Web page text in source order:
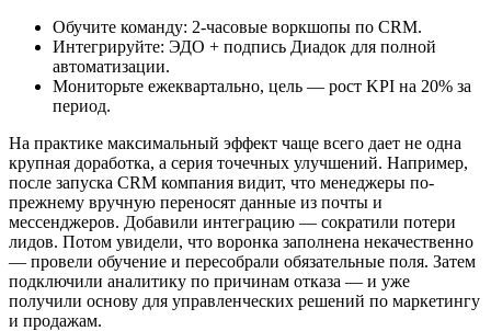
Обучите команду: 2-часовые воркшопы по CRM.
Интегрируйте: ЭДО + подпись Диадок для полной
автоматизации.
Мониторьте ежеквартально, цель — рост KPI на 20% за
период.
На практике максимальный эффект чаще всего дает не одна
крупная доработка, а серия точечных улучшений. Например,
после запуска CRM компания видит, что менеджеры по-
прежнему вручную переносят данные из почты и
мессенджеров. Добавили интеграцию — сократили потери
лидов. Потом увидели, что воронка заполнена некачественно
— провели обучение и пересобрали обязательные поля. Затем
подключили аналитику по причинам отказа — и уже
получили основу для управленческих решений по маркетингу
и продажам.